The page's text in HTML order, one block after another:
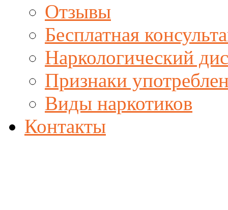
Отзывы
Бесплатная
Наркологический
Признаки
Виды наркотиков
Контакты